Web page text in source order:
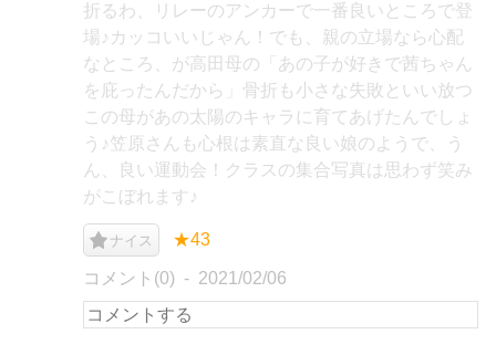
折るわ、リレーのアンカーで一番良いところで登
場♪カッコいいじゃん！でも、親の立場なら心配
なところ、が高田母の「あの子が好きで茜ちゃん
を庇ったんだから」骨折も小さな失敗といい放つ
この母があの太陽のキャラに育てあげたんでしょ
う♪笠原さんも心根は素直な良い娘のようで、う
ん、良い運動会！クラスの集合写真は思わず笑み
がこぼれます♪
ナイス ★43
コメント(0) 2021/02/06